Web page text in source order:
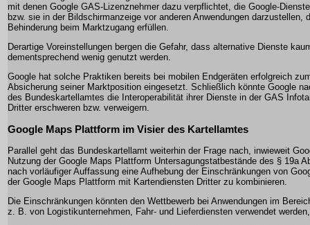
mit denen Google GAS-Lizenznehmer dazu verpflichtet, die Google-
bzw. sie in der Bildschirmanzeige vor anderen Anwendungen darzustellen,
Behinderung beim Marktzugang erfüllen.
Derartige Voreinstellungen bergen die Gefahr, dass alternative Dienste
dementsprechend wenig genutzt werden.
Google hat solche Praktiken bereits bei mobilen Endgeräten erfolgreich
Absicherung seiner Marktposition eingesetzt. Schließlich könnte Google
des Bundeskartellamtes die Interoperabilität ihrer Dienste in der GAS
Dritter erschweren bzw. verweigern.
Google Maps Plattform im Visier des Kartellamtes
Parallel geht das Bundeskartellamt weiterhin der Frage nach, inwieweit
Nutzung der Google Maps Plattform Untersagungstatbestände des § 19a
nach vorläufiger Auffassung eine Aufhebung der Einschränkungen von
der Google Maps Plattform mit Kartendiensten Dritter zu kombinieren.
Die Einschränkungen könnten den Wettbewerb bei Anwendungen im
z. B. von Logistikunternehmen, Fahr- und Lieferdiensten verwendet